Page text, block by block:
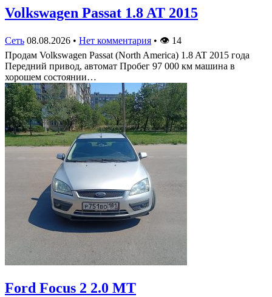
Volkswagen Passat 1.8 AT 2015
Сеть 08.08.2026 • Нет комментария • 👁 14
Продам Volkswagen Passat (North America) 1.8 AT 2015 года
Передний привод, автомат Пробег 97 000 км машина в
хорошем состоянии…
Ford Focus 2 2.0 MT